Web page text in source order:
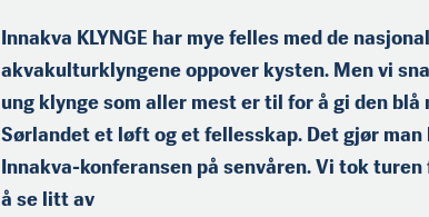
Innakva KLYNGE har mye felles med de
akvakulturklyngene oppover kysten. Men vi
ung klynge som aller mest er til for å gi den
Sørlandet et løft og et fellesskap. Det gjør man
Innakva-konferansen på senvåren. Vi tok
å se litt av